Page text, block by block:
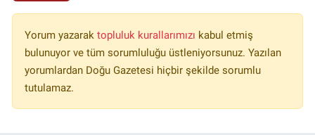
Yorum yazarak topluluk kurallarımızı kabul etmiş
bulunuyor ve tüm sorumluluğu üstleniyorsunuz. Yazılan
yorumlardan Doğu Gazetesi hiçbir şekilde sorumlu
tutulamaz.